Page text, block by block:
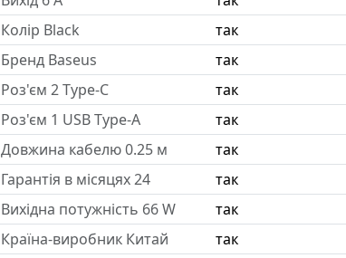
Колір Black
так
Бренд Baseus
так
Роз'єм 2 Type-C
так
Роз'єм 1 USB Type-A
так
Довжина кабелю 0.25 м
так
Гарантія в місяцях 24
так
Вихідна потужність 66 W
так
Країна-виробник Китай
так